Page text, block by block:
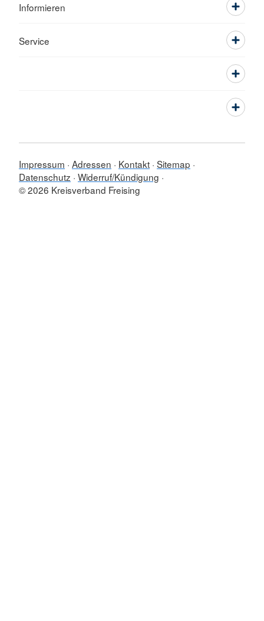
Informieren
Service
Impressum Adressen Kontakt Sitemap
Datenschutz Widerruf/Kündigung
© 2026 Kreisverband Freising